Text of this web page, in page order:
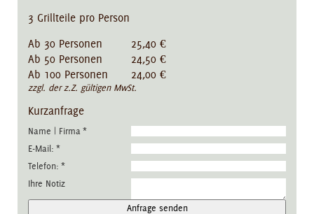
3 Grillteile pro Person
Ab 30 Personen 25,40 €
Ab 50 Personen 24,50 €
Ab 100 Personen 24,00 €
zzgl. der z.Z. gültigen MwSt.
Kurzanfrage
Name | Firma *
E-Mail: *
Telefon: *
Ihre Notiz
Anfrage senden